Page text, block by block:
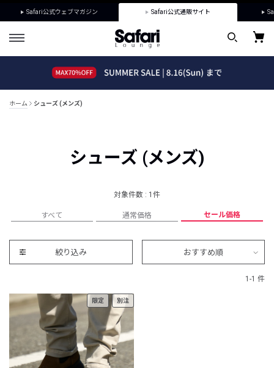
Safari公式ウェブマガジン Safari公式通販サイト
ホーム シューズ (メンズ)
シューズ (メンズ)
対象件数 : 1件
すべて 通常価格 セール価格
絞り込み おすすめ順
1-1 件
限定 別注